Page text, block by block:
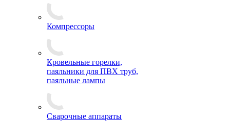
Компрессоры
Кровельные горелки,
паяльники для ПВХ труб,
паяльные лампы
Сварочные аппараты